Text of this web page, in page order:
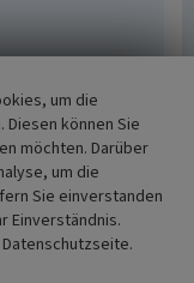
um die
können Sie
möchten. Darüber
um die
Sie einverstanden
Einverständnis.